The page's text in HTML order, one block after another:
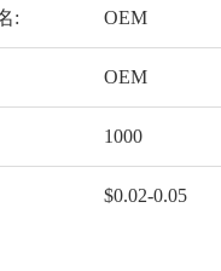
: OEM
OEM
1000
$0.02-0.05